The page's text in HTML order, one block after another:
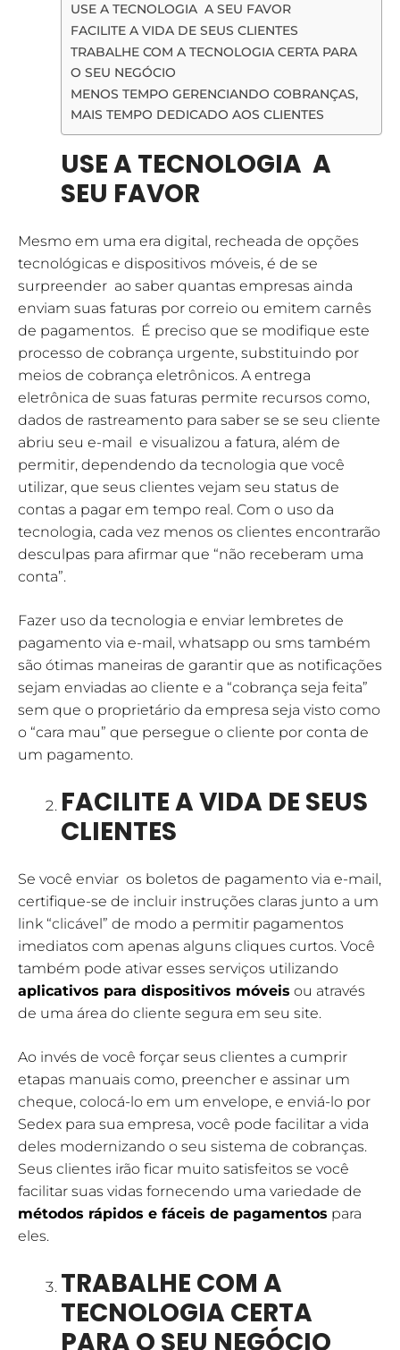
USE A TECNOLOGIA A SEU FAVOR
FACILITE A VIDA DE SEUS CLIENTES
TRABALHE COM A TECNOLOGIA CERTA PARA
O SEU NEGÓCIO
MENOS TEMPO GERENCIANDO COBRANÇAS,
MAIS TEMPO DEDICADO AOS CLIENTES
USE A TECNOLOGIA A
SEU FAVOR
Mesmo em uma era digital, recheada de opções
tecnológicas e dispositivos móveis, é de se
surpreender ao saber quantas empresas ainda
enviam suas faturas por correio ou emitem carnês
de pagamentos. É preciso que se modifique este
processo de cobrança urgente, substituindo por
meios de cobrança eletrônicos. A entrega
eletrônica de suas faturas permite recursos como,
dados de rastreamento para saber se se seu cliente
abriu seu e-mail e visualizou a fatura, além de
permitir, dependendo da tecnologia que você
utilizar, que seus clientes vejam seu status de
contas a pagar em tempo real. Com o uso da
tecnologia, cada vez menos os clientes encontrarão
desculpas para afirmar que “não receberam uma
conta”.
Fazer uso da tecnologia e enviar lembretes de
pagamento via e-mail, whatsapp ou sms também
são ótimas maneiras de garantir que as notificações
sejam enviadas ao cliente e a “cobrança seja feita”
sem que o proprietário da empresa seja visto como
o “cara mau” que persegue o cliente por conta de
um pagamento.
FACILITE A VIDA DE SEUS
CLIENTES
Se você enviar os boletos de pagamento via e-mail,
certifique-se de incluir instruções claras junto a um
link “clicável” de modo a permitir pagamentos
imediatos com apenas alguns cliques curtos. Você
também pode ativar esses serviços utilizando
aplicativos para dispositivos móveis ou através
de uma área do cliente segura em seu site.
Ao invés de você forçar seus clientes a cumprir
etapas manuais como, preencher e assinar um
cheque, colocá-lo em um envelope, e enviá-lo por
Sedex para sua empresa, você pode facilitar a vida
deles modernizando o seu sistema de cobranças.
Seus clientes irão ficar muito satisfeitos se você
facilitar suas vidas fornecendo uma variedade de
métodos rápidos e fáceis de pagamentos para
eles.
TRABALHE COM A
TECNOLOGIA CERTA
PARA O SEU NEGÓCIO